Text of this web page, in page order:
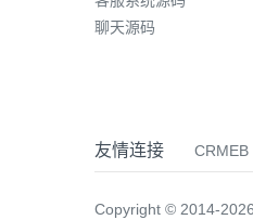
聊天源码
友情连接 CRMEB
Copyright © 2014-